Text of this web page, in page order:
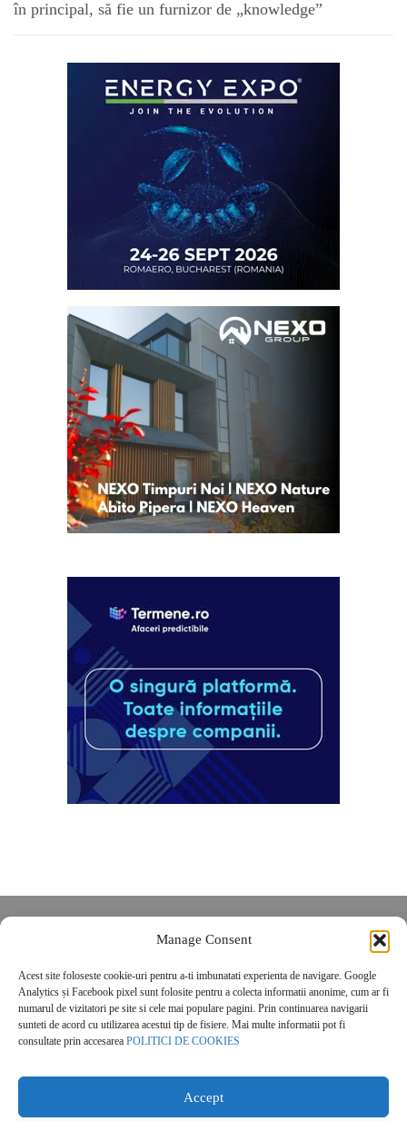
Manage Consent
Acest site foloseste cookie-uri pentru a-ti imbunatati experienta de navigare. Google
Analytics și Facebook pixel sunt folosite pentru a colecta informatii anonime, cum ar fi
numarul de vizitatori pe site si cele mai populare pagini. Prin continuarea navigarii
sunteti de acord cu utilizarea acestui tip de fisiere. Mai multe informatii pot fi
consultate prin accesarea POLITICI DE COOKIES
Accept
în principal, să fie un furnizor de „knowledge”
POLITICĂ DE CONFIDENȚIALITATE
Politica de cookies